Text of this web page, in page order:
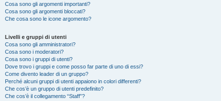
Cosa sono gli argomenti importanti?
Cosa sono gli argomenti bloccati?
Che cosa sono le icone argomento?
Livelli e gruppi di utenti
Cosa sono gli amministratori?
Cosa sono i moderatori?
Cosa sono i gruppi di utenti?
Dove trovo i gruppi e come posso far parte di uno di essi?
Come divento leader di un gruppo?
Perché alcuni gruppi di utenti appaiono in colori differenti?
Che cos’è un gruppo di utenti predefinito?
Che cos’è il collegamento “Staff”?